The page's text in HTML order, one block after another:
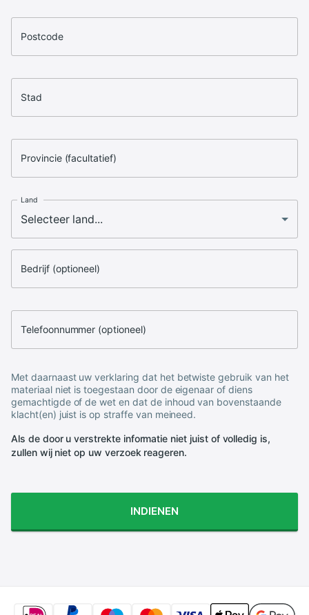
Postcode
Stad
Provincie (facultatief)
Land
Bedrijf (optioneel)
Telefoonnummer (optioneel)
Met daarnaast uw verklaring dat het betwiste gebruik van het
materiaal niet is toegestaan door de eigenaar of diens
gemachtigde of de wet en dat de inhoud van bovenstaande
klacht(en) juist is op straffe van meineed.
Als de door u verstrekte informatie niet juist of volledig is,
zullen wij niet op uw verzoek reageren.
INDIENEN